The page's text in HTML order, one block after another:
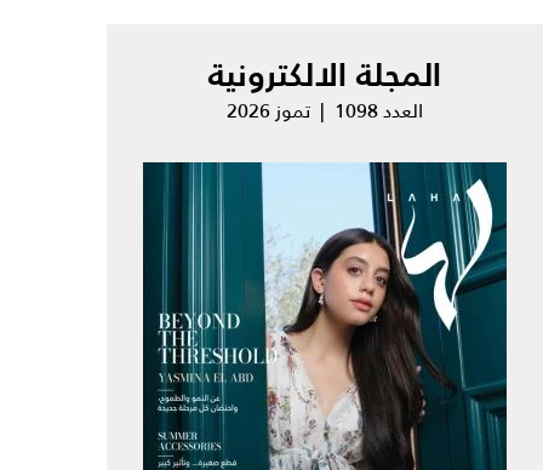
المجلة الالكترونية
العدد 1098 | تموز 2026